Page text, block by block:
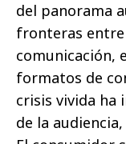
del panorama
fronteras
comunicación,
formatos de
crisis vivida ha
de la